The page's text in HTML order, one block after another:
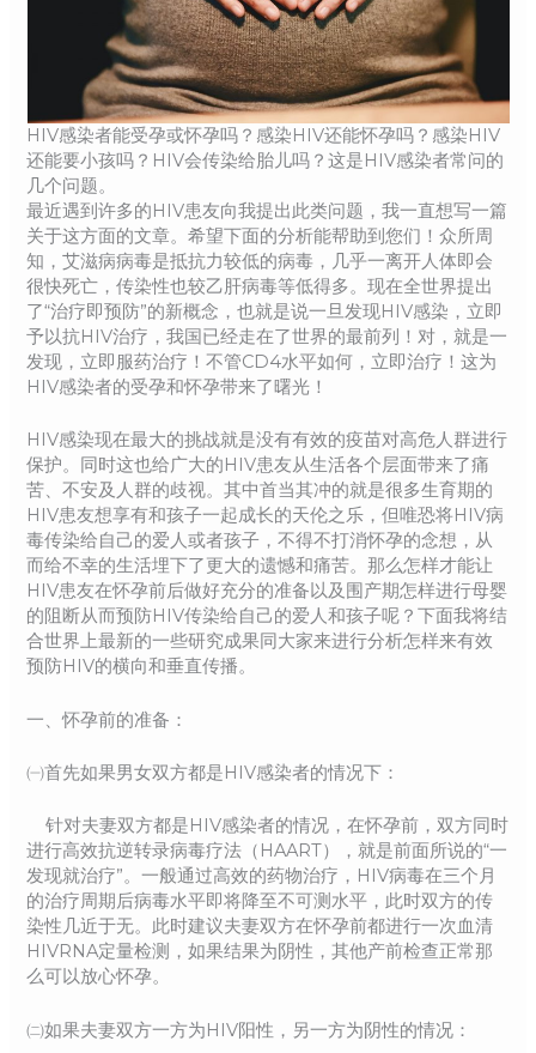
HIV感染者能受孕或怀孕吗？感染HIV还能怀孕吗？感染HIV
还能要小孩吗？HIV会传染给胎儿吗？这是HIV感染者常问的
几个问题。
最近遇到许多的HIV患友向我提出此类问题，我一直想写一篇
关于这方面的文章。希望下面的分析能帮助到您们！众所周
知，艾滋病病毒是抵抗力较低的病毒，几乎一离开人体即会
很快死亡，传染性也较乙肝病毒等低得多。现在全世界提出
了“治疗即预防”的新概念，也就是说一旦发现HIV感染，立即
予以抗HIV治疗，我国已经走在了世界的最前列！对，就是一
发现，立即服药治疗！不管CD4水平如何，立即治疗！这为
HIV感染者的受孕和怀孕带来了曙光！
HIV感染现在最大的挑战就是没有有效的疫苗对高危人群进行
保护。同时这也给广大的HIV患友从生活各个层面带来了痛
苦、不安及人群的歧视。其中首当其冲的就是很多生育期的
HIV患友想享有和孩子一起成长的天伦之乐，但唯恐将HIV病
毒传染给自己的爱人或者孩子，不得不打消怀孕的念想，从
而给不幸的生活埋下了更大的遗憾和痛苦。那么怎样才能让
HIV患友在怀孕前后做好充分的准备以及围产期怎样进行母婴
的阻断从而预防HIV传染给自己的爱人和孩子呢？下面我将结
合世界上最新的一些研究成果同大家来进行分析怎样来有效
预防HIV的横向和垂直传播。
一、怀孕前的准备：
㈠首先如果男女双方都是HIV感染者的情况下：
针对夫妻双方都是HIV感染者的情况，在怀孕前，双方同时
进行高效抗逆转录病毒疗法（HAART），就是前面所说的“一
发现就治疗”。一般通过高效的药物治疗，HIV病毒在三个月
的治疗周期后病毒水平即将降至不可测水平，此时双方的传
染性几近于无。此时建议夫妻双方在怀孕前都进行一次血清
HIVRNA定量检测，如果结果为阴性，其他产前检查正常那
么可以放心怀孕。
㈡如果夫妻双方一方为HIV阳性，另一方为阴性的情况：